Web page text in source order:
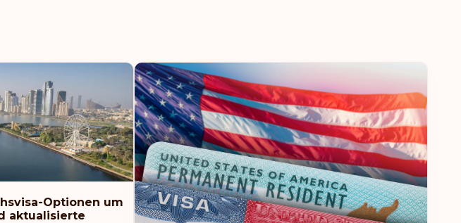
Österreich
Dänemark
Griechenland
Irland
Optionen um
aktualisierte